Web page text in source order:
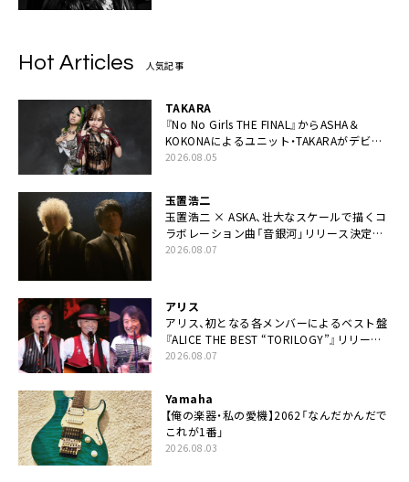
Hot Articles 人気記事
TAKARA
『No No Girls THE FINAL』からASHA＆
KOKONAによるユニット・TAKARAがデビュ
ー
2026.08.05
玉置浩二
玉置浩二 × ASKA、壮大なスケールで描くコ
ラボレーション曲「音銀河」リリース決定。
カップリングには新曲「命の宿り」収録も
2026.08.07
アリス
アリス、初となる各メンバーによるベスト盤
『ALICE THE BEST “TORILOGY”』リリース
決定
2026.08.07
Yamaha
【俺の楽器・私の愛機】2062「なんだかんだで
これが1番」
2026.08.03